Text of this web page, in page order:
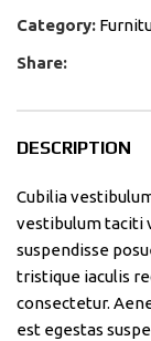
Category:
Share:
DESCRIPTION
Cubilia
vestibulum taciti
suspendisse
tristique iaculis
consectetur.
est egestas